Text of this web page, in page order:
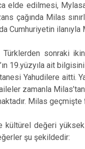
elde edilmesi,
çağında Milas
Cumhuriyetin
Türklerden sonraki
19.yüzyıla ait
Yahudilere aitti.
zamanla
Milas geçmişte
kültürel değeri
şu şekildedir: